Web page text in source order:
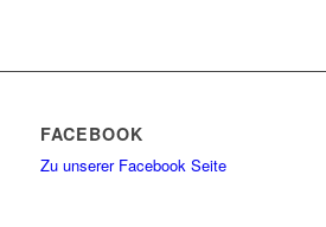
FACEBOOK
Zu unserer Facebook Seite